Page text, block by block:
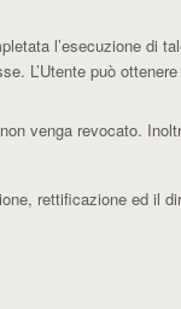
l’esecuzione di
L’Utente può
venga revocato.
rettificazione ed il